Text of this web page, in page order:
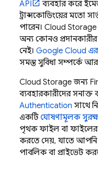
API
ব্যবহার করে
ট্রান্সকোডিংয়ের মতো
পারেন। Cloud Storage
অন্য কোনও প্রদানকারীর
নেই। Google Cloud এর
সমস্ত সুবিধা সম্পর্কে
Cloud Storage জন্য
ব্যবহারকারীদের
Authentication সাথে
একটিঘোষণামূলক
পৃথক ফাইল বা ফাইলের
করতে দেয়, যাতে
পাবলিক বা প্রাইভেট